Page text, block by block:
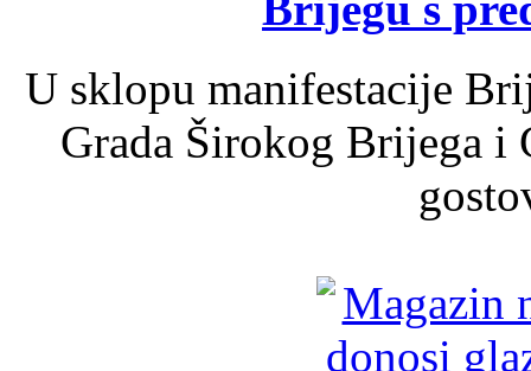
U sklopu manifestacije
Grada Širokog Brijega